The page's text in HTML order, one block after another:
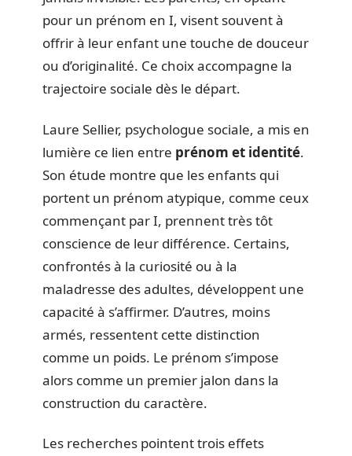
pour un prénom en I, visent souvent à
offrir à leur enfant une touche de douceur
ou d’originalité. Ce choix accompagne la
trajectoire sociale dès le départ.
Laure Sellier, psychologue sociale, a mis en
lumière ce lien entre prénom et identité.
Son étude montre que les enfants qui
portent un prénom atypique, comme ceux
commençant par I, prennent très tôt
conscience de leur différence. Certains,
confrontés à la curiosité ou à la
maladresse des adultes, développent une
capacité à s’affirmer. D’autres, moins
armés, ressentent cette distinction
comme un poids. Le prénom s’impose
alors comme un premier jalon dans la
construction du caractère.
Les recherches pointent trois effets